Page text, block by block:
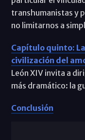
transhumanistas y
no limitarnos a
Capítulo quinto:
civilización del
León XIV invita a
más dramático: la
Conclusión